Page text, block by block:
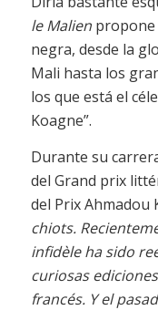
le Malien propone
negra, desde la
Mali hasta los
los que está el
Koagne”.
Durante su
del Grand prix
del Prix
chiots.
infidèleha sido
curiosas
francés. Y el